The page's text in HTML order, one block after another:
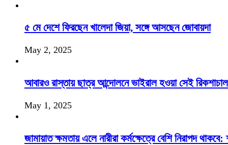
৫ মে দেশে ফিরছেন খালেদা জিয়া, সঙ্গে আসছেন জোবায়দা
May 2, 2025
আবারও রাস্তায় ছাত্র আন্দোলনে ভাইরাল হওয়া সেই
May 1, 2025
জামায়াত ক্ষমতায় এলে নারীরা কর্মক্ষেত্রে বেশি নিরাপদ